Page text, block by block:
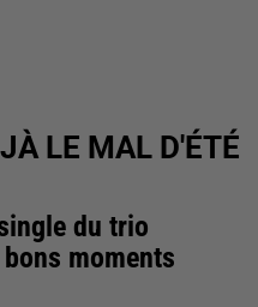
LE MAL D'ÉTÉ
du trio
moments